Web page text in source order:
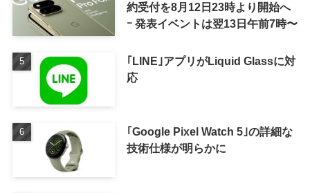
約受付を8月12日23時より開始へ
ｰ 発表イベントは翌13日午前7時〜
｢LINE｣アプリがLiquid Glassに対
応
｢Google Pixel Watch 5｣の詳細な
技術仕様が明らかに